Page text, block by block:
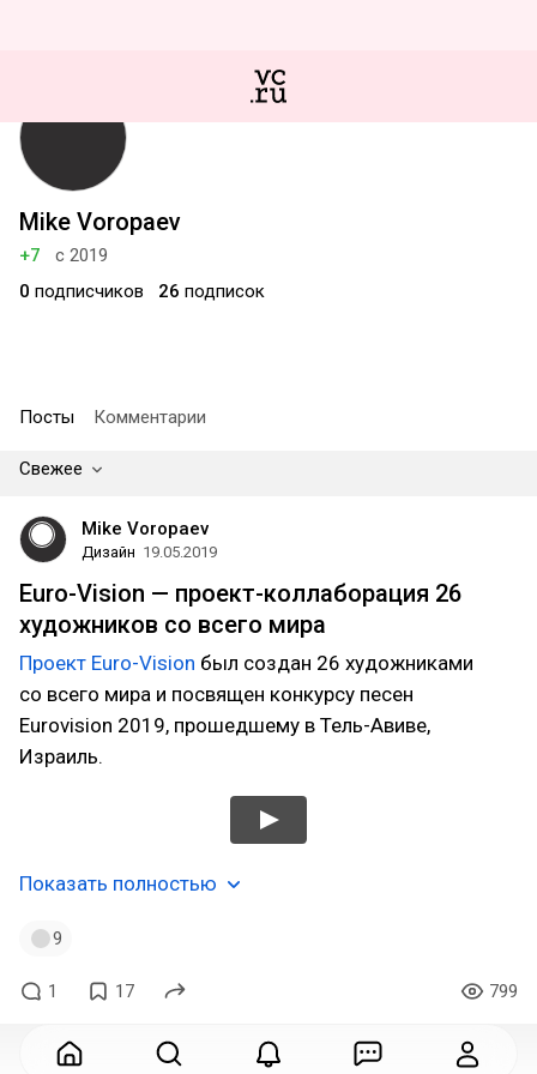
Mike Voropaev
+7
с 2019
0 подписчиков 26 подписок
Посты Комментарии
Свежее
Mike Voropaev
Дизайн 19.05.2019
Euro-Vision — проект-коллаборация 26
художников со всего мира
Проект Euro-Vision был создан 26 художниками
со всего мира и посвящен конкурсу песен
Eurovision 2019, прошедшему в Тель-Авиве,
Израиль.
Показать полностью
9
1 17 799